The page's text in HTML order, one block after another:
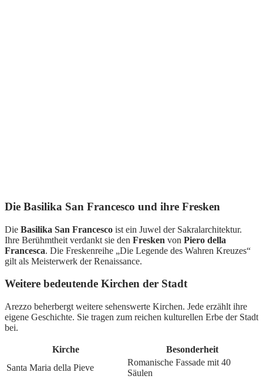
Die Basilika San Francesco und ihre Fresken
Die Basilika San Francesco ist ein Juwel der Sakralarchitektur.
Ihre Berühmtheit verdankt sie den Fresken von Piero della
Francesca. Die Freskenreihe „Die Legende des Wahren Kreuzes“
gilt als Meisterwerk der Renaissance.
Weitere bedeutende Kirchen der Stadt
Arezzo beherbergt weitere sehenswerte Kirchen. Jede erzählt ihre
eigene Geschichte. Sie tragen zum reichen kulturellen Erbe der Stadt
bei.
Kirche
Besonderheit
Santa Maria della Pieve
Romanische Fassade mit 40
Säulen